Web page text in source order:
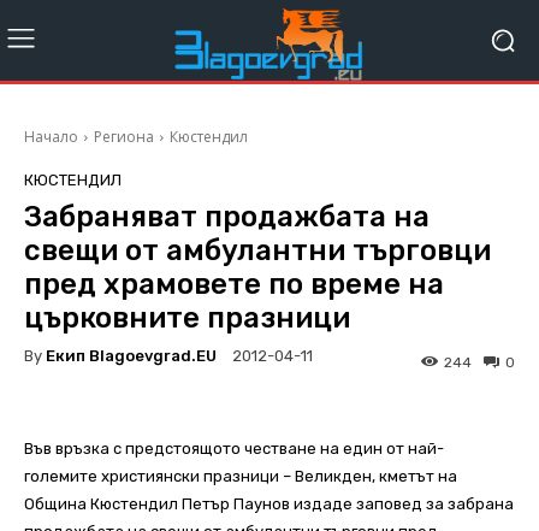
Начало Региона Кюстендил
КЮСТЕНДИЛ
Забраняват продажбата на
свещи от амбулантни търговци
пред храмовете по време на
църковните празници
By Екип Blagoevgrad.EU 2012-04-11 0
244
Във връзка с предстоящото честване на един от най-
големите християнски празници – Великден, кметът на
Община Кюстендил Петър Паунов издаде заповед за забрана